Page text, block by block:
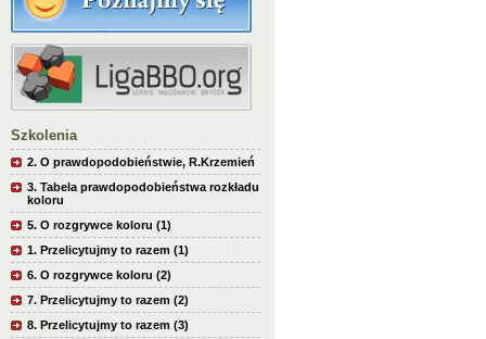
Szkolenia
2. O prawdopodobieństwie, R.Krzemień
3. Tabela prawdopodobieństwa rozkładu
koloru
5. O rozgrywce koloru (1)
1. Przelicytujmy to razem (1)
6. O rozgrywce koloru (2)
7. Przelicytujmy to razem (2)
8. Przelicytujmy to razem (3)